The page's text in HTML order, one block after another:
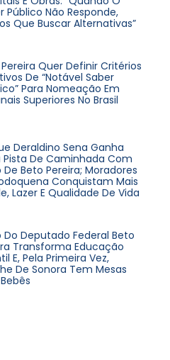
Público Não Responde,
Que Buscar Alternativas”
Quer Definir Critérios
De “notável Saber
Para Nomeação Em
Superiores No Brasil
Deraldino Sena Ganha
Pista De Caminhada Com
De Beto Pereira; Moradores
Conquistam Mais
Lazer E Qualidade De Vida
Do Deputado Federal Beto
Transforma Educação
E, Pela Primeira Vez,
De Sonora Tem Mesas